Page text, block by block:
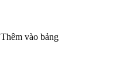
Thêm vào bảng